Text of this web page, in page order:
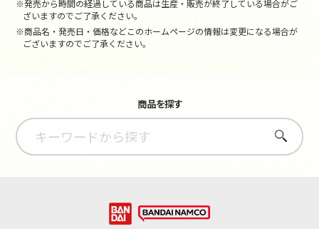
※発売から時間の経過している商品は生産・販売が終了している場合がご
ざいますのでご了承ください。
※商品名・発売日・価格などこのホームページの情報は変更になる場合が
ございますのでご了承ください。
商品を探す
さがす